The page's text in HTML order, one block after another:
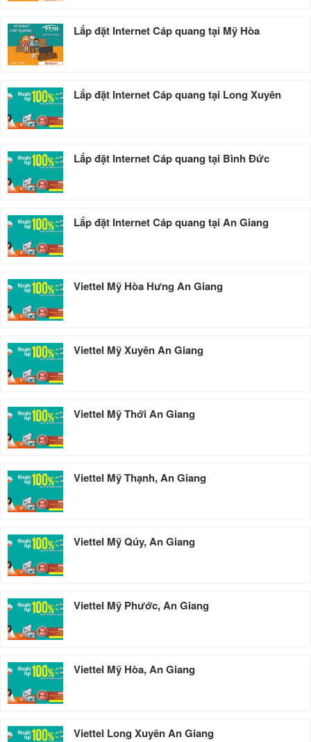
Lắp đặt Internet Cáp quang tại Mỹ Hòa
Lắp đặt Internet Cáp quang tại Long Xuyên
Lắp đặt Internet Cáp quang tại Bình Đức
Lắp đặt Internet Cáp quang tại An Giang
Viettel Mỹ Hòa Hưng An Giang
Viettel Mỹ Xuyên An Giang
Viettel Mỹ Thới An Giang
Viettel Mỹ Thạnh, An Giang
Viettel Mỹ Qúy, An Giang
Viettel Mỹ Phước, An Giang
Viettel Mỹ Hòa, An Giang
Viettel Long Xuyên An Giang